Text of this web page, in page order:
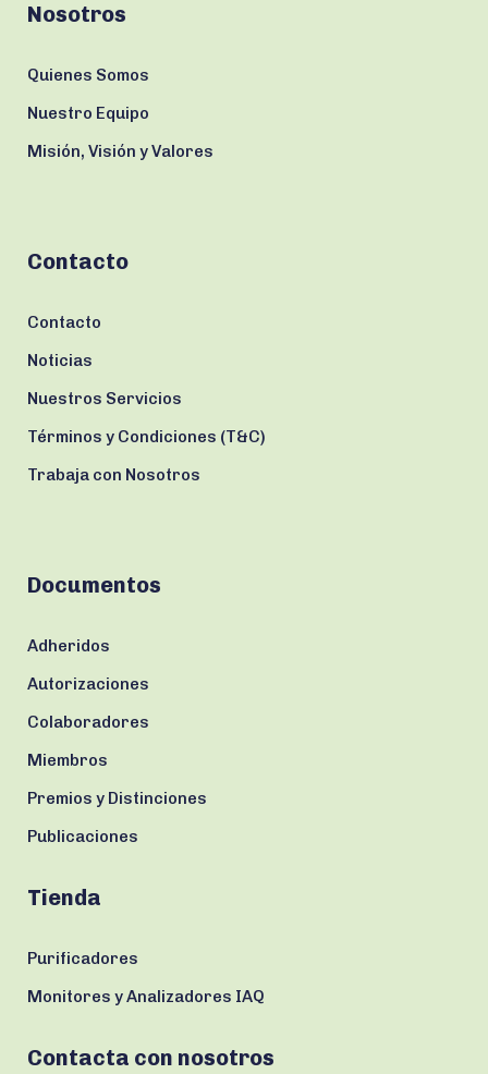
Nosotros
Quienes Somos
Nuestro Equipo
Misión, Visión y Valores
Contacto
Contacto
Noticias
Nuestros Servicios
Términos y Condiciones (T&C)
Trabaja con Nosotros
Documentos
Adheridos
Autorizaciones
Colaboradores
Miembros
Premios y Distinciones
Publicaciones
Tienda
Purificadores
Monitores y Analizadores IAQ
Contacta con nosotros